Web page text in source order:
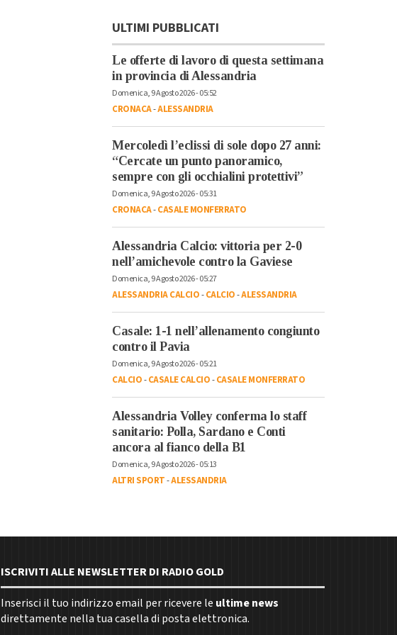
ULTIMI PUBBLICATI
Le offerte di lavoro di questa settimana
in provincia di Alessandria
Domenica, 9 Agosto 2026 - 05:52
CRONACA-ALESSANDRIA
Mercoledì l’eclissi di sole dopo 27 anni:
“Cercate un punto panoramico,
sempre con gli occhialini protettivi”
Domenica, 9 Agosto 2026 - 05:31
CRONACA-CASALE MONFERRATO
Alessandria Calcio: vittoria per 2-0
nell’amichevole contro la Gaviese
Domenica, 9 Agosto 2026 - 05:27
ALESSANDRIA CALCIO-CALCIO-ALESSANDRIA
Casale: 1-1 nell’allenamento congiunto
contro il Pavia
Domenica, 9 Agosto 2026 - 05:21
CALCIO-CASALE CALCIO-CASALE MONFERRATO
Alessandria Volley conferma lo staff
sanitario: Polla, Sardano e Conti
ancora al fianco della B1
Domenica, 9 Agosto 2026 - 05:13
ALTRI SPORT-ALESSANDRIA
ISCRIVITI ALLE NEWSLETTER DI RADIO GOLD
Inserisci il tuo indirizzo email per ricevere le ultime news
direttamente nella tua casella di posta elettronica.